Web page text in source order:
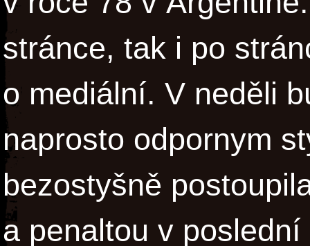
stránce, tak i po
o mediální. V neděli
naprosto odpornym
bezostyšně
a penaltou v